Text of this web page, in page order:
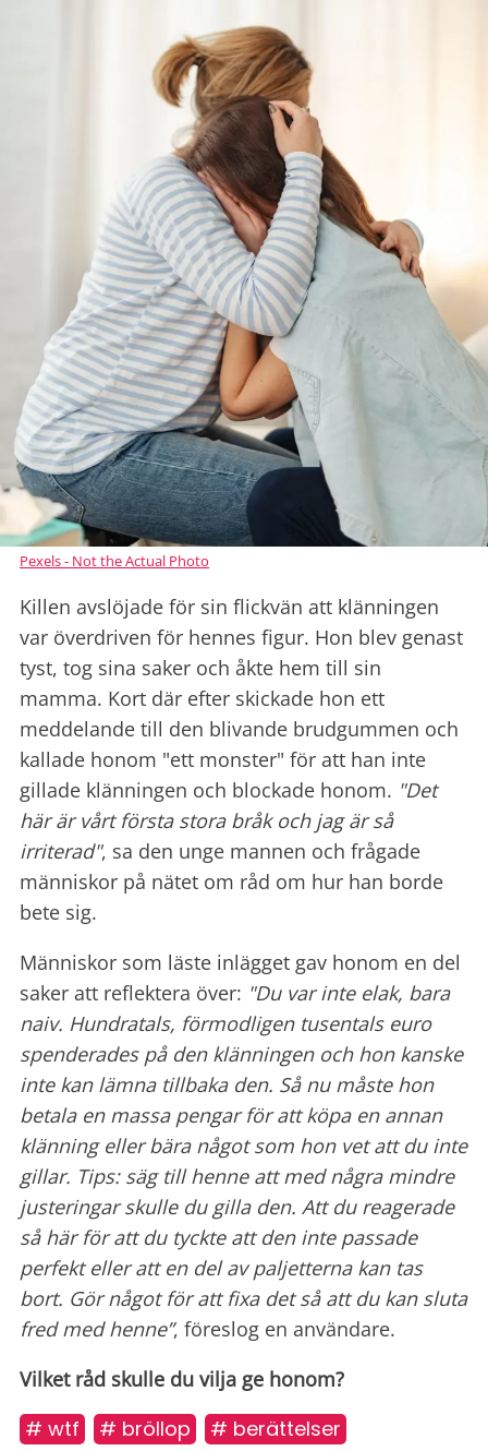
Pexels - Not the Actual Photo
Killen avslöjade för sin flickvän att klänningen
var överdriven för hennes figur. Hon blev genast
tyst, tog sina saker och åkte hem till sin
mamma. Kort där efter skickade hon ett
meddelande till den blivande brudgummen och
kallade honom "ett monster" för att han inte
gillade klänningen och blockade honom. "Det
här är vårt första stora bråk och jag är så
irriterad", sa den unge mannen och frågade
människor på nätet om råd om hur han borde
bete sig.
Människor som läste inlägget gav honom en del
saker att reflektera över: "Du var inte elak, bara
naiv. Hundratals, förmodligen tusentals euro
spenderades på den klänningen och hon kanske
inte kan lämna tillbaka den. Så nu måste hon
betala en massa pengar för att köpa en annan
klänning eller bära något som hon vet att du inte
gillar. Tips: säg till henne att med några mindre
justeringar skulle du gilla den. Att du reagerade
så här för att du tyckte att den inte passade
perfekt eller att en del av paljetterna kan tas
bort. Gör något för att fixa det så att du kan sluta
fred med henne”, föreslog en användare.
Vilket råd skulle du vilja ge honom?
# wtf # bröllop # berättelser